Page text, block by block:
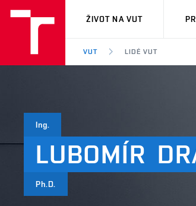
VUT
ŽIVOT NA VUT
VUT LIDÉ VUT
Ing.
LUBOMÍR
Ph.D.